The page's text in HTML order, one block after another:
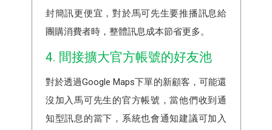
封簡訊更便宜，對於馬可先生要推播訊息給
團購消費者時，整體訊息成本節省更多。
4. 間接擴大官方帳號的好友池
對於透過Google Maps下單的新顧客，可能還
沒加入馬可先生的官方帳號，當他們收到通
知型訊息的當下，系統也會通知建議可加入